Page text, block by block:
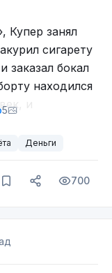
с
первый
Луи работал
передач
Купер занял
сигарету
заказал бокал
находился
и
стюардессу
бумажку в
5
Деньги
700